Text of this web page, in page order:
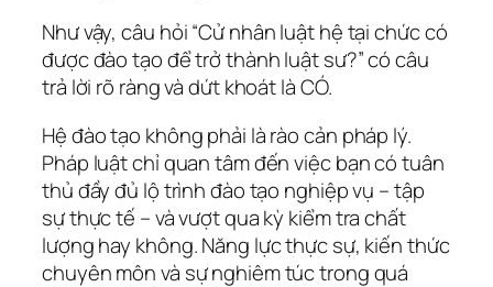
Như vậy, câu hỏi “Cử nhân luật hệ tại chức có
được đào tạo để trở thành luật sư?” có câu
trả lời rõ ràng và dứt khoát là CÓ.
Hệ đào tạo không phải là rào cản pháp lý.
Pháp luật chỉ quan tâm đến việc bạn có tuân
thủ đầy đủ lộ trình đào tạo nghiệp vụ – tập
sự thực tế – và vượt qua kỳ kiểm tra chất
lượng hay không. Năng lực thực sự, kiến thức
chuyên môn và sự nghiêm túc trong quá